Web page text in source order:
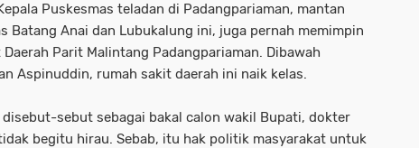
Puskesmas teladan di Padangpariaman, mantan
Batang Anai dan Lubukalung ini, juga pernah memimpin
Daerah Parit Malintang Padangpariaman. Dibawah
Aspinuddin, rumah sakit daerah ini naik kelas.
disebut-sebut sebagai bakal calon wakil Bupati, dokter
begitu hirau. Sebab, itu hak politik masyarakat untuk